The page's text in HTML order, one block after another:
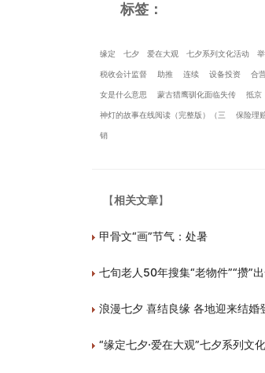
标签：
缘定 七夕 爱在大观 七夕系列文化活动
税收会计监督 助推 连续 设备投资 合
女是什么意思 蒙古猎鹰驯化面临失传 抵京
神灯的故事在线阅读（完整版）（三 保险理
销
【相关文章】
甲骨文“画”节气：处暑
七旬老人50年搜集“老物件”“攒”
浪漫七夕 喜结良缘 各地迎来结婚
“缘定七夕·爱在大观”七夕系列文